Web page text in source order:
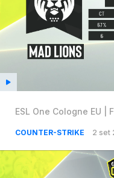
ESL One Cologne EU |
COUNTER-STRIKE 2 set